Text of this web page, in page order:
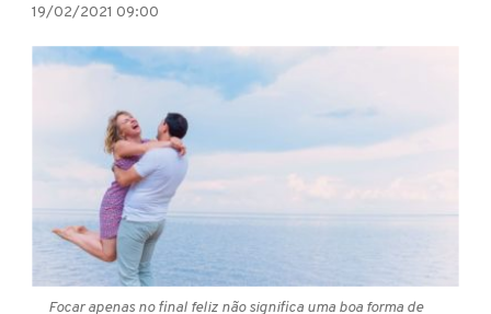
19/02/2021 09:00
Focar apenas no final feliz não significa uma boa forma de